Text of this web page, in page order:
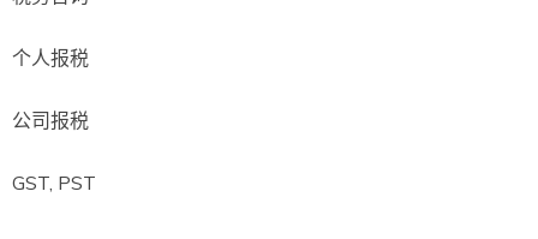
个人报税
公司报税
GST, PST